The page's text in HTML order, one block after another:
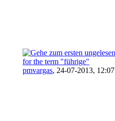
for the term "führige"
pmvargas, 24-07-2013, 12:07